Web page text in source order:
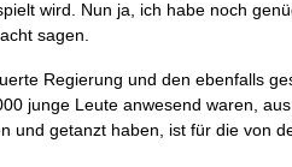
wird. Nun ja, ich habe noch
sagen.
Regierung und den ebenfalls
junge Leute anwesend waren,
und getanzt haben, ist für die von